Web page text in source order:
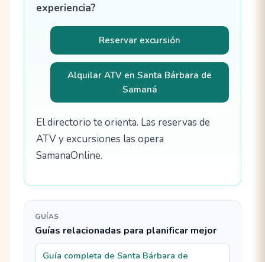
experiencia?
Reservar excursión
Alquilar ATV en Santa Bárbara de
Samaná
El directorio te orienta. Las reservas de
ATV y excursiones las opera
SamanaOnline.
GUÍAS
Guías relacionadas para planificar mejor
Guía completa de Santa Bárbara de